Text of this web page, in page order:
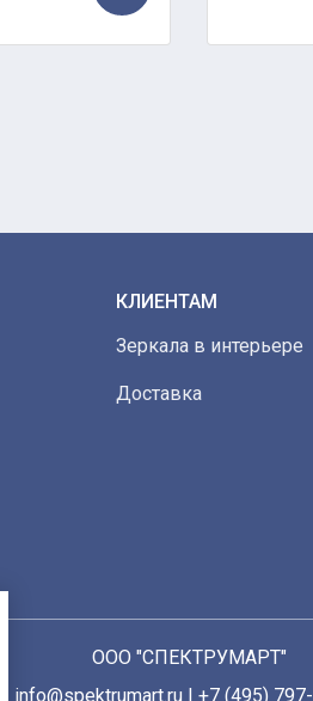
КЛИЕНТАМ
Зеркала в интерьере
Доставка
ООО "СПЕКТРУМАРТ"
info@spektrumart.ru | +7 (495) 797-